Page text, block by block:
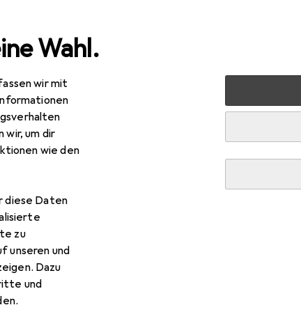
Wahl.
wir mit
wir, um dir
wie den
diese Daten
zu
unseren und
Dazu
und
Möbel VCM
Büromöbel Eckschreibtisch Lona 80 U Alu
Büromöbel
zum Produkt VCM Büromöbel Eckschreibtisch Lona